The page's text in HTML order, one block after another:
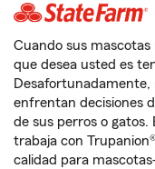
Cuando sus
que desea usted es
enfrentan decisiones
de sus perros o
trabaja con
calidad para